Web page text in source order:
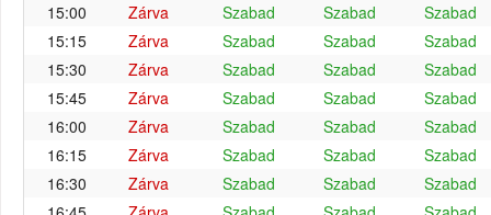
15:00
Zárva Szabad Szabad
Szabad
15:15
Zárva Szabad Szabad
Szabad
15:30
Zárva Szabad Szabad
Szabad
15:45
Zárva Szabad Szabad
Szabad
16:00
Zárva Szabad Szabad
Szabad
16:15
Zárva Szabad Szabad
Szabad
16:30
Zárva Szabad Szabad
Szabad